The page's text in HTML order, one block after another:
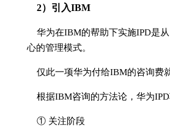
2）引入IBM
华为在IBM的帮助下实施IPD是
心的管理模式。
仅此一项华为付给IBM的咨询费
根据IBM咨询的方法论，华为
① 关注阶段